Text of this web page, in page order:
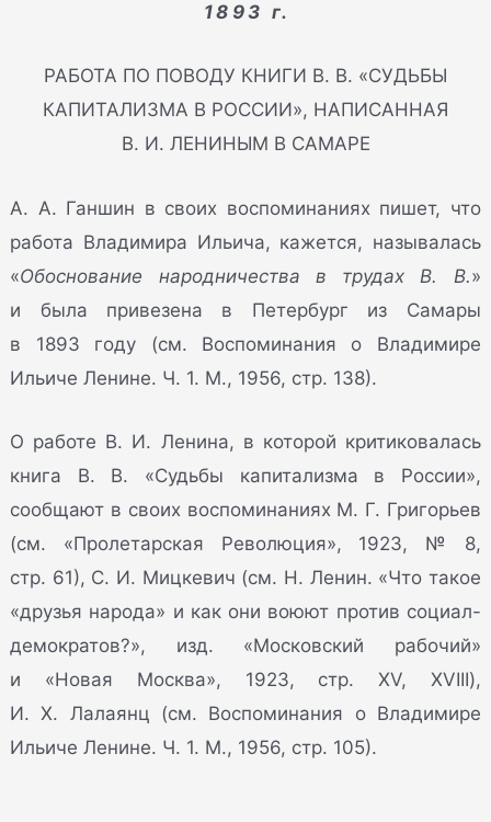
1893 г.
РАБОТА ПО ПОВОДУ КНИГИ В. В. «СУДЬБЫ
КАПИТАЛИЗМА В РОССИИ», НАПИСАННАЯ
В. И. ЛЕНИНЫМ В САМАРЕ
А. А. Ганшин в своих воспоминаниях пишет, что
работа Владимира Ильича, кажется, называлась
«Обоснование народничества в трудах В. В.»
и была привезена в Петербург из Самары
в 1893 году (см. Воспоминания о Владимире
Ильиче Ленине. Ч. 1. М., 1956, стр. 138).
О работе В. И. Ленина, в которой критиковалась
книга В. В. «Судьбы капитализма в России»,
сообщают в своих воспоминаниях М. Г. Григорьев
(см. «Пролетарская Революция», 1923, № 8,
стр. 61), С. И. Мицкевич (см. Н. Ленин. «Что такое
«друзья народа» и как они воюют против социал-
демократов?», изд. «Московский рабочий»
и «Новая Москва», 1923, стр. XV, XVIII),
И. X. Лалаянц (см. Воспоминания о Владимире
Ильиче Ленине. Ч. 1. М., 1956, стр. 105).